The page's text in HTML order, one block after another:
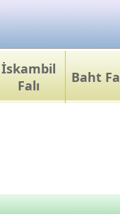
İskambil
Falı
Baht